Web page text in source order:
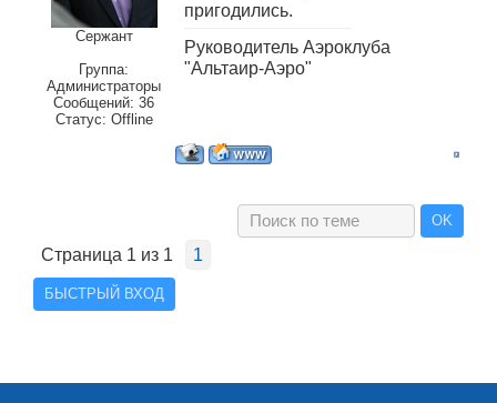
Сержант
Группа:
Администраторы
Сообщений: 36
Статус: Offline
пригодились.
Руководитель Аэроклуба
"Альтаир-Аэро"
Страница 1 из 1 1